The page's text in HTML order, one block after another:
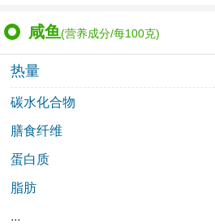
咸鱼(营养成分/每100克)
热量
碳水化合物
膳食纤维
蛋白质
脂肪
...